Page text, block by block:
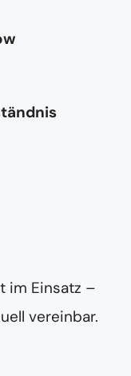
im Einsatz –
vereinbar.